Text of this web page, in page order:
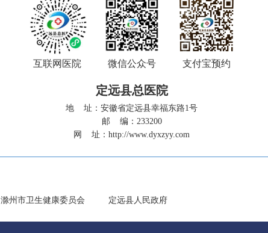
互联网医院 微信公众号 支付宝预约
定远县总医院
地 址：安徽省定远县幸福东路1号
邮 编：233200
网 址：http://www.dyxzyy.com
滁州市卫生健康委员会 定远县人民政府